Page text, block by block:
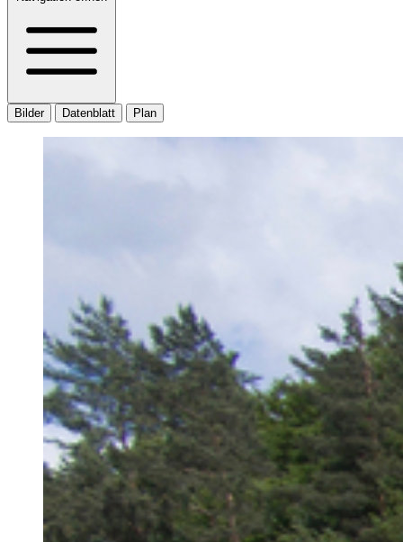
Bilder Datenblatt Plan